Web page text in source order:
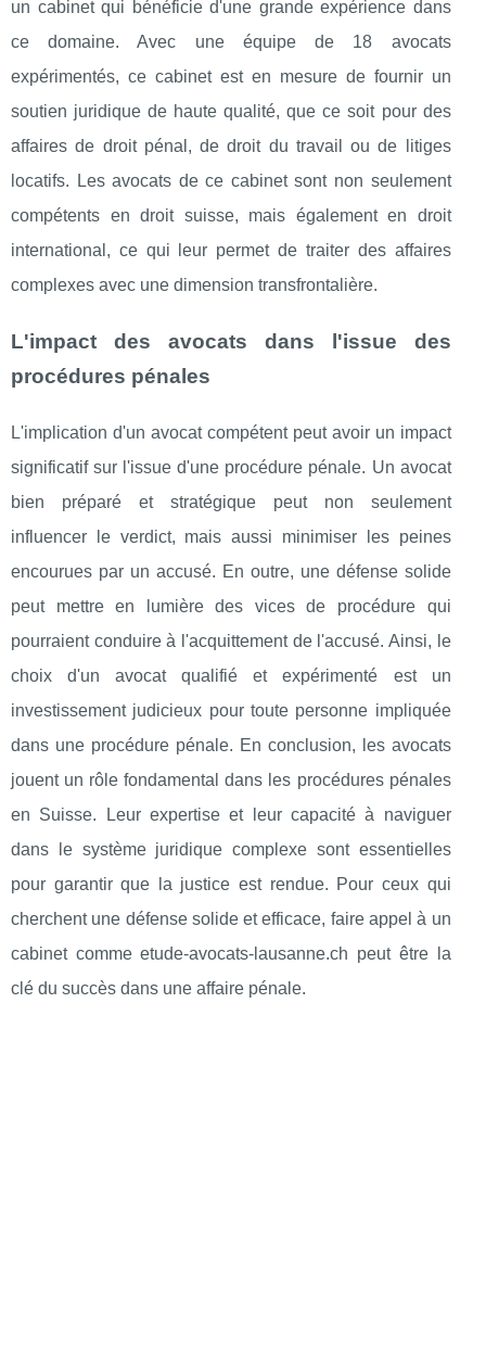
un cabinet qui bénéficie d'une grande expérience dans
ce domaine. Avec une équipe de 18 avocats
expérimentés, ce cabinet est en mesure de fournir un
soutien juridique de haute qualité, que ce soit pour des
affaires de droit pénal, de droit du travail ou de litiges
locatifs. Les avocats de ce cabinet sont non seulement
compétents en droit suisse, mais également en droit
international, ce qui leur permet de traiter des affaires
complexes avec une dimension transfrontalière.
L'impact des avocats dans l'issue des
procédures pénales
L'implication d'un avocat compétent peut avoir un impact
significatif sur l'issue d'une procédure pénale. Un avocat
bien préparé et stratégique peut non seulement
influencer le verdict, mais aussi minimiser les peines
encourues par un accusé. En outre, une défense solide
peut mettre en lumière des vices de procédure qui
pourraient conduire à l'acquittement de l'accusé. Ainsi, le
choix d'un avocat qualifié et expérimenté est un
investissement judicieux pour toute personne impliquée
dans une procédure pénale. En conclusion, les avocats
jouent un rôle fondamental dans les procédures pénales
en Suisse. Leur expertise et leur capacité à naviguer
dans le système juridique complexe sont essentielles
pour garantir que la justice est rendue. Pour ceux qui
cherchent une défense solide et efficace, faire appel à un
cabinet comme etude-avocats-lausanne.ch peut être la
clé du succès dans une affaire pénale.